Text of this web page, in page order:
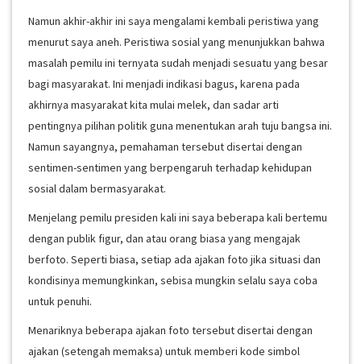
Namun akhir-akhir ini saya mengalami kembali peristiwa yang
menurut saya aneh. Peristiwa sosial yang menunjukkan bahwa
masalah pemilu ini ternyata sudah menjadi sesuatu yang besar
bagi masyarakat. Ini menjadi indikasi bagus, karena pada
akhirnya masyarakat kita mulai melek, dan sadar arti
pentingnya pilihan politik guna menentukan arah tuju bangsa ini.
Namun sayangnya, pemahaman tersebut disertai dengan
sentimen-sentimen yang berpengaruh terhadap kehidupan
sosial dalam bermasyarakat.
Menjelang pemilu presiden kali ini saya beberapa kali bertemu
dengan publik figur, dan atau orang biasa yang mengajak
berfoto. Seperti biasa, setiap ada ajakan foto jika situasi dan
kondisinya memungkinkan, sebisa mungkin selalu saya coba
untuk penuhi.
Menariknya beberapa ajakan foto tersebut disertai dengan
ajakan (setengah memaksa) untuk memberi kode simbol